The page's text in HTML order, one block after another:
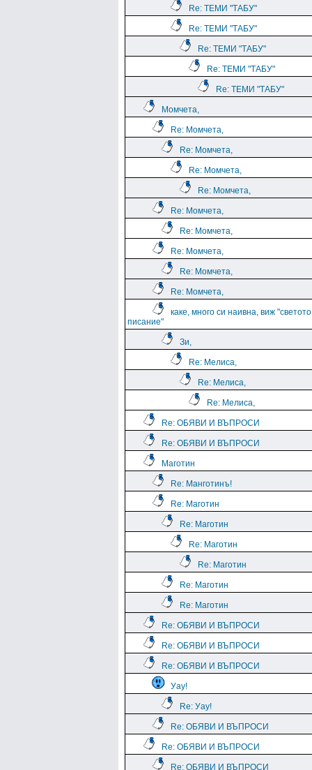
Re: ТЕМИ "ТАБУ"
Re: ТЕМИ "ТАБУ"
Re: ТЕМИ "ТАБУ"
Re: ТЕМИ "ТАБУ"
Re: ТЕМИ "ТАБУ"
Момчета,
Re: Момчета,
Re: Момчета,
Re: Момчета,
Re: Момчета,
Re: Момчета,
Re: Момчета,
Re: Момчета,
Re: Момчета,
Re: Момчета,
каке, много си наивна, виж "светото
писание"
Зи,
Re: Мелиса,
Re: Мелиса,
Re: Мелиса,
Re: ОБЯВИ И ВЪПРОСИ
Re: ОБЯВИ И ВЪПРОСИ
Маготин
Re: Манготинъ!
Re: Маготин
Re: Маготин
Re: Маготин
Re: Маготин
Re: Маготин
Re: Маготин
Re: ОБЯВИ И ВЪПРОСИ
Re: ОБЯВИ И ВЪПРОСИ
Re: ОБЯВИ И ВЪПРОСИ
Уау!
Re: Уау!
Re: ОБЯВИ И ВЪПРОСИ
Re: ОБЯВИ И ВЪПРОСИ
Re: ОБЯВИ И ВЪПРОСИ